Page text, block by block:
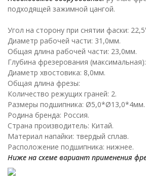
подходящей зажимной цангой.
Угол на сторону при снятии фаски:
Диаметр рабочей части: 31,0мм.
Общая длина рабочей части: 23,0мм.
Глубина фрезерования
Диаметр хвостовика: 8,0мм.
Общая длина фрезы:
Количество режущих граней: 2.
Размеры подшипника: Ø5,0*Ø13,0*4мм.
Родина бренда: Россия.
Страна производитель: Китай.
Материал напайки: твердый сплав.
Расположение подшипника: нижнее.
Ниже на схеме вариант применения